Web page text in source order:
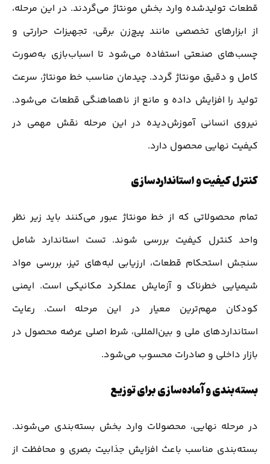
قطعات تولیدشده وارد بخش مونتاژ می‌گردند. در این مرحله،
از ابزارهای تخصصی مانند پیچ‌زن برقی، تجهیزات حرارتی و
چسب‌های صنعتی استفاده می‌شود تا اسباب‌بازی به‌صورت
کامل و دقیق مونتاژ گردد. چیدمان مناسب خط مونتاژ، سرعت
تولید را افزایش داده و مانع از ناهماهنگی قطعات می‌شود.
نیروی انسانی آموزش‌دیده در این مرحله نقش مهمی در
کیفیت نهایی محصول دارد.
کنترل کیفیت و استانداردسازی
تمام محصولاتی که از خط مونتاژ عبور می‌کنند باید زیر نظر
واحد کنترل کیفیت بررسی شوند. تست استاندارد شامل
سنجش استحکام قطعات، ارزیابی لبه‌های تیز، بررسی مواد
شیمیایی خطرناک و آزمایش عملکرد مکانیکی است. ایمنی
کودکان مهم‌ترین معیار در این مرحله است. رعایت
استانداردهای ملی و بین‌المللی، شرط اصلی عرضه محصول در
بازار داخلی و صادرات محسوب می‌شود.
بسته‌بندی و آماده‌سازی برای توزیع
در مرحله نهایی، محصولات وارد بخش بسته‌بندی می‌شوند.
بسته‌بندی مناسب باعث افزایش جذابیت بصری و محافظت از